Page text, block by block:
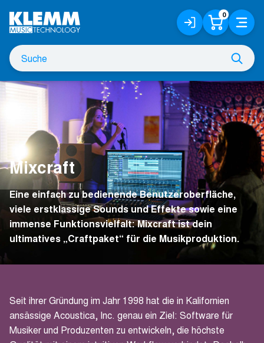
Hauptinhalt
Suche
nach
Anmelden
/
Registrieren
0 Menü
Mixcraft
Eine einfach zu bedienende Benutzeroberfläche,
viele erstklassige Sounds und Effekte sowie eine
immense Funktionsvielfalt: Mixcraft ist dein
ultimatives „Craftpaket“ für die Musikproduktion.
Seit ihrer Gründung im Jahr 1998 hat die in Kalifornien
ansässige Acoustica, Inc. genau ein Ziel: Software für
Musiker und Produzenten zu entwickeln, die höchste